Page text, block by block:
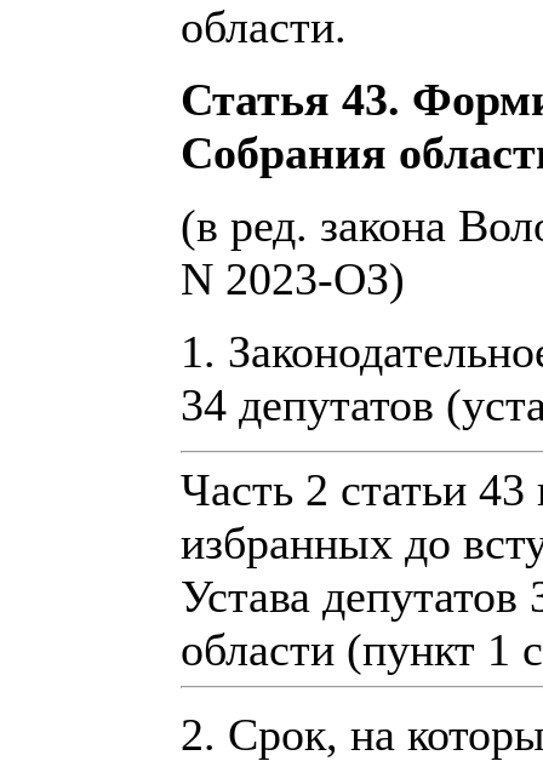
области.
Статья 43.
Собрания
(в ред. закона
N 2023-ОЗ)
1.
34 депутатов
Часть 2 статьи 43
избранных до
Устава депутатов
области (пункт 1
2. Срок, на